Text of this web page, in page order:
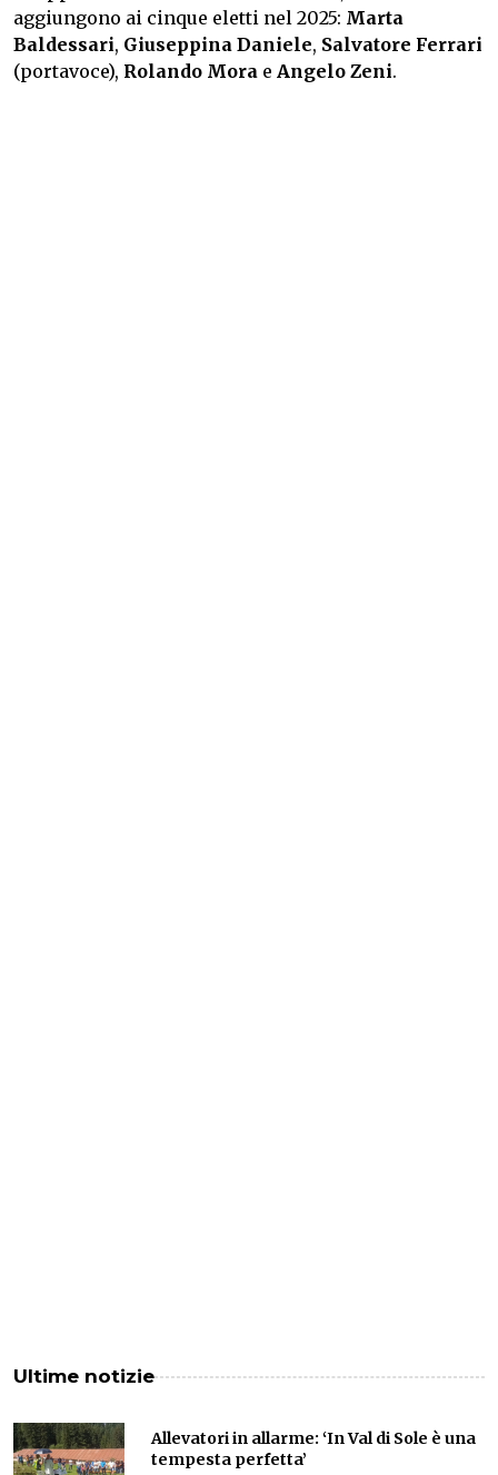
aggiungono ai cinque eletti nel 2025: Marta
Baldessari, Giuseppina Daniele, Salvatore Ferrari
(portavoce), Rolando Mora e Angelo Zeni.
Ultime notizie
Allevatori in allarme: ‘In Val di Sole è una
tempesta perfetta’